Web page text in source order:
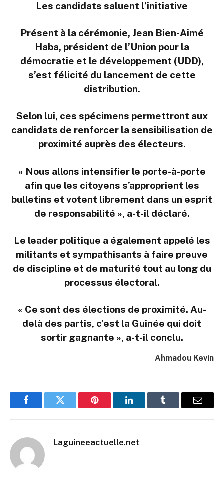
Les candidats saluent l’initiative
Présent à la cérémonie, Jean Bien-Aimé
Haba, président de l’Union pour la
démocratie et le développement (UDD),
s’est félicité du lancement de cette
distribution.
Selon lui, ces spécimens permettront aux
candidats de renforcer la sensibilisation de
proximité auprès des électeurs.
« Nous allons intensifier le porte-à-porte
afin que les citoyens s’approprient les
bulletins et votent librement dans un esprit
de responsabilité », a-t-il déclaré.
Le leader politique a également appelé les
militants et sympathisants à faire preuve
de discipline et de maturité tout au long du
processus électoral.
« Ce sont des élections de proximité. Au-
delà des partis, c’est la Guinée qui doit
sortir gagnante », a-t-il conclu.
Ahmadou Kevin
FacebookTwitter Pinterest LinkedInTumblr Email
Laguineeactuelle.net